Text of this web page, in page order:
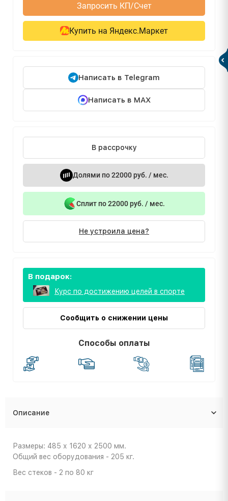
Запросить КП/Счет
Купить на Яндекс.Маркет
Написать в Telegram
Написать в MAX
В рассрочку
Долями по 22000 руб. / мес.
Сплит по 22000 руб. / мес.
Не устроила цена?
В подарок:
Курс по достижению целей в спорте
Сообщить о снижении цены
Способы оплаты
Описание
Размеры: 485 х 1620 х 2500 мм.
Общий вес оборудования - 205 кг.
Вес стеков - 2 по 80 кг